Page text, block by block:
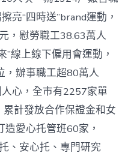
亮“四時送”brand運動，
，慰勞職工38.63萬人
”線上線下僱用會運動，
，辦事職工超80萬人
心，全市有2257家單
計發放合作保證金和女
愛心托管班60家，
、安心托、專門研究